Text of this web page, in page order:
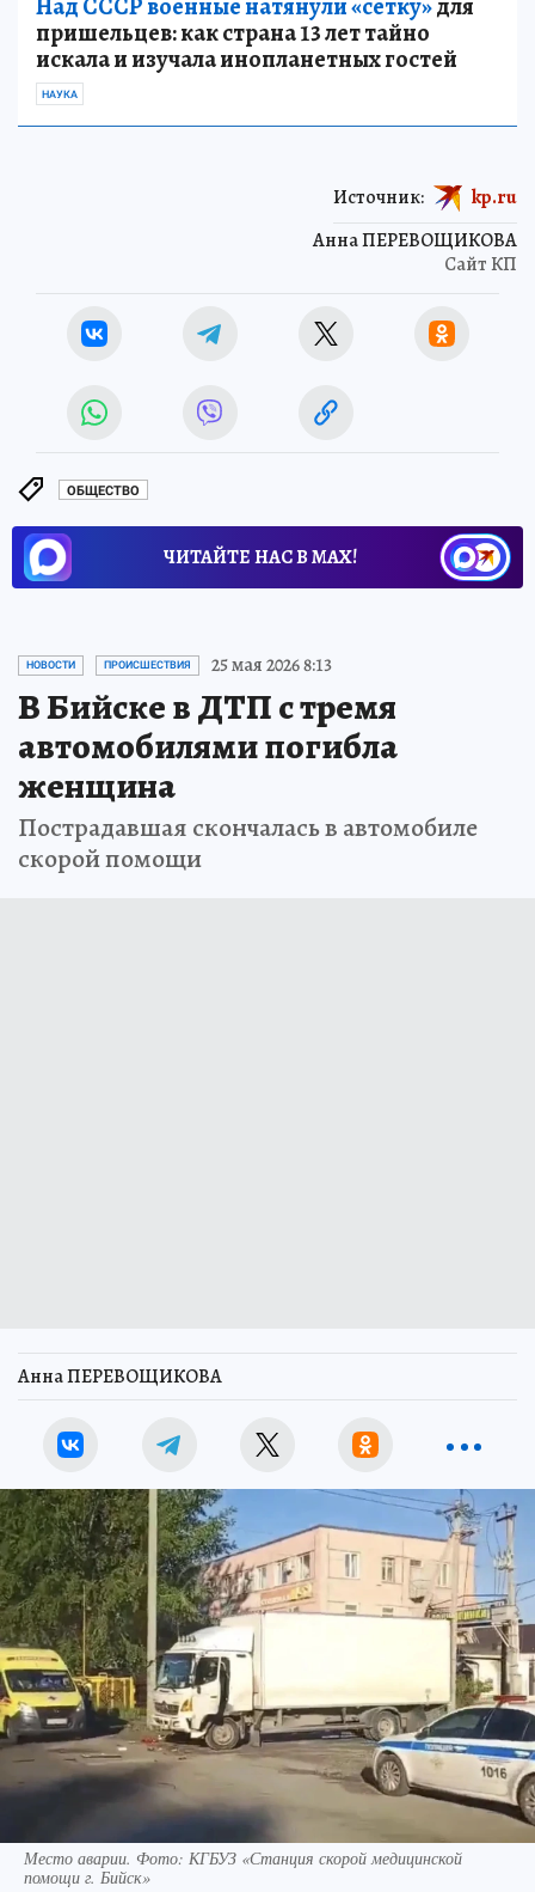
Над СССР военные натянули «сетку»для
пришельцев: как страна 13 лет тайно
искала и изучала инопланетных гостей
НАУКА
Анна ПЕРЕВОЩИКОВА
Сайт КП
Источник: kp.ru
ОБЩЕСТВО
ЧИТАЙТЕ НАС В МАХ!
НОВОСТИ ПРОИСШЕСТВИЯ 25 мая 2026 8:13
В Бийске в ДТП с тремя
автомобилями погибла
женщина
Пострадавшая скончалась в автомобиле
скорой помощи
Анна ПЕРЕВОЩИКОВА
Место аварии. Фото: КГБУЗ «Станция скорой медицинской
помощи г. Бийск»